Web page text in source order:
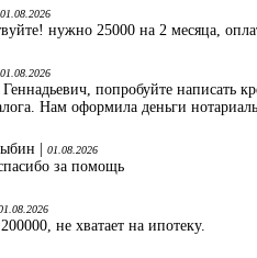
01.08.2026
нужно 25000 на 2 месяца,
01.08.2026
попробуйте написать
Нам оформила деньги
| 01.08.2026
за помощь
не хватает на ипотеку.